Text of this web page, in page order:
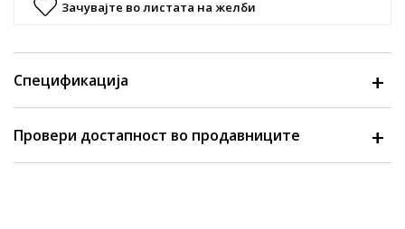
Зачувајте во листата на желби
Спецификација
Провери достапност во продавниците